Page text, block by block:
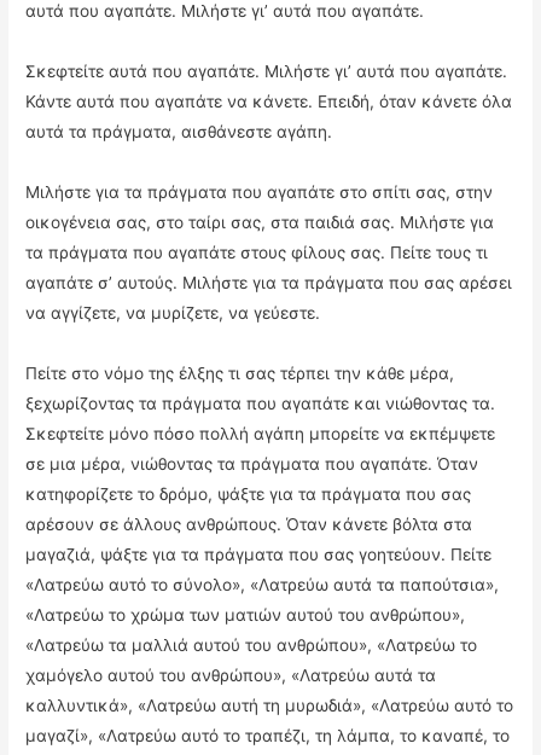
αυτά που αγαπάτε. Μιλήστε γι’ αυτά που αγαπάτε.
Σκεφτείτε αυτά που αγαπάτε. Μιλήστε γι’ αυτά που αγαπάτε.
Κάντε αυτά που αγαπάτε να κάνετε. Επειδή, όταν κάνετε όλα
αυτά τα πράγματα, αισθάνεστε αγάπη.
Μιλήστε για τα πράγματα που αγαπάτε στο σπίτι σας, στην
οικογένεια σας, στο ταίρι σας, στα παιδιά σας. Μιλήστε για
τα πράγματα που αγαπάτε στους φίλους σας. Πείτε τους τι
αγαπάτε σ’ αυτούς. Μιλήστε για τα πράγματα που σας αρέσει
να αγγίζετε, να μυρίζετε, να γεύεστε.
Πείτε στο νόμο της έλξης τι σας τέρπει την κάθε μέρα,
ξεχωρίζοντας τα πράγματα που αγαπάτε και νιώθοντας τα.
Σκεφτείτε μόνο πόσο πολλή αγάπη μπορείτε να εκπέμψετε
σε μια μέρα, νιώθοντας τα πράγματα που αγαπάτε. Όταν
κατηφορίζετε το δρόμο, ψάξτε για τα πράγματα που σας
αρέσουν σε άλλους ανθρώπους. Όταν κάνετε βόλτα στα
μαγαζιά, ψάξτε για τα πράγματα που σας γοητεύουν. Πείτε
«Λατρεύω αυτό το σύνολο», «Λατρεύω αυτά τα παπούτσια»,
«Λατρεύω το χρώμα των ματιών αυτού του ανθρώπου»,
«Λατρεύω τα μαλλιά αυτού του ανθρώπου», «Λατρεύω το
χαμόγελο αυτού του ανθρώπου», «Λατρεύω αυτά τα
καλλυντικά», «Λατρεύω αυτή τη μυρωδιά», «Λατρεύω αυτό το
μαγαζί», «Λατρεύω αυτό το τραπέζι, τη λάμπα, το καναπέ, το